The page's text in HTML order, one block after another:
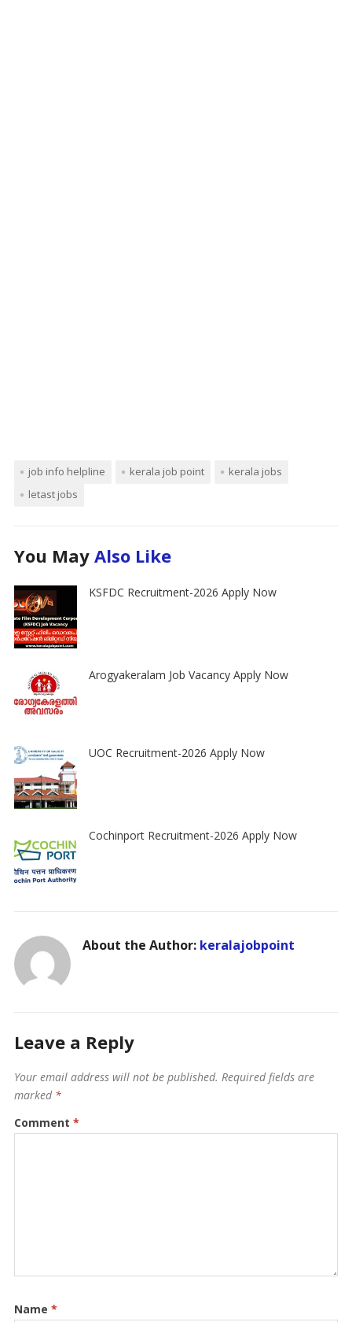
job info helpline kerala job point
kerala jobs
letast jobs
You May Also Like
KSFDC Recruitment-2026 Apply Now
Arogyakeralam Job Vacancy Apply Now
UOC Recruitment-2026 Apply Now
Cochinport Recruitment-2026 Apply Now
About the Author: keralajobpoint
Leave a Reply
Your email address will not be published. Required fields are
marked *
Comment *
Name *